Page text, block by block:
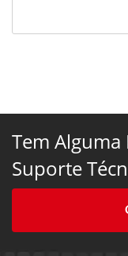
Tem Alguma
Suporte